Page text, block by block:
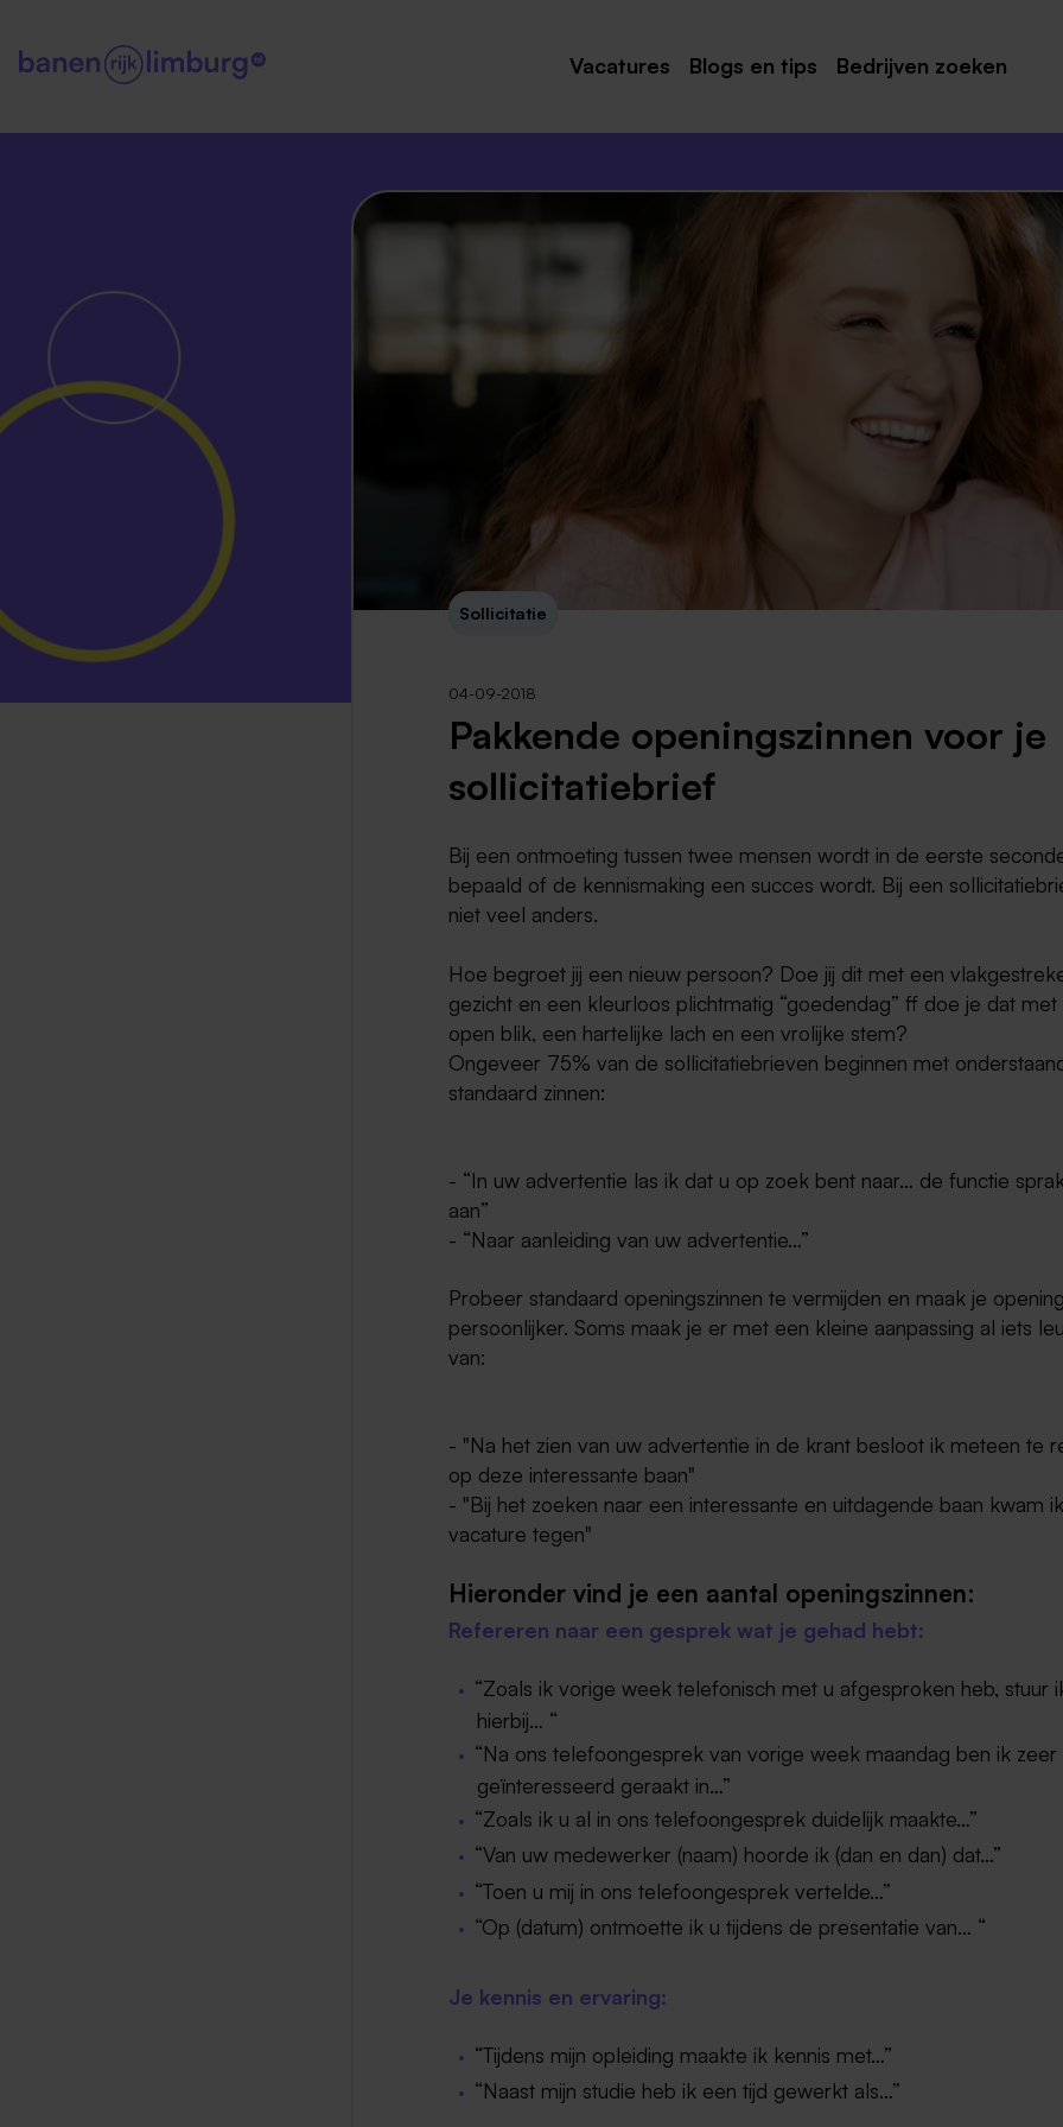
Vacatures
Maastricht
Roermond
Venlo
Heerlen
Kerkrade
Blogs en tips Bedrijven zoeken
Sollicitatie
04-09-2018
Pakkende openingszinnen voor je
sollicitatiebrief
Bij een ontmoeting tussen twee mensen wordt in de eerste
bepaald of de kennismaking een succes wordt. Bij een
niet veel anders.
Hoe begroet jij een nieuw persoon? Doe jij dit met een
gezicht en een kleurloos plichtmatig “goedendag” ff doe je dat met
open blik, een hartelijke lach en een vrolijke stem?
Ongeveer 75% van de sollicitatiebrieven beginnen met
standaard zinnen:
- “In uw advertentie las ik dat u op zoek bent naar… de functie
aan”
- “Naar aanleiding van uw advertentie…”
Probeer standaard openingszinnen te vermijden en maak je
persoonlijker. Soms maak je er met een kleine aanpassing al iets
van:
- "Na het zien van uw advertentie in de krant besloot ik meteen te
op deze interessante baan"
- "Bij het zoeken naar een interessante en uitdagende baan kwam
vacature tegen"
Hieronder vind je een aantal openingszinnen:
Refereren naar een gesprek wat je gehad hebt:
“Zoals ik vorige week telefonisch met u afgesproken heb, stuur
hierbij… “
“Na ons telefoongesprek van vorige week maandag ben ik zeer
geïnteresseerd geraakt in…”
“Zoals ik u al in ons telefoongesprek duidelijk maakte…”
“Van uw medewerker (naam) hoorde ik (dan en dan) dat…”
“Toen u mij in ons telefoongesprek vertelde…”
“Op (datum) ontmoette ik u tijdens de presentatie van… “
Je kennis en ervaring:
“Tijdens mijn opleiding maakte ik kennis met…”
“Naast mijn studie heb ik een tijd gewerkt als…”